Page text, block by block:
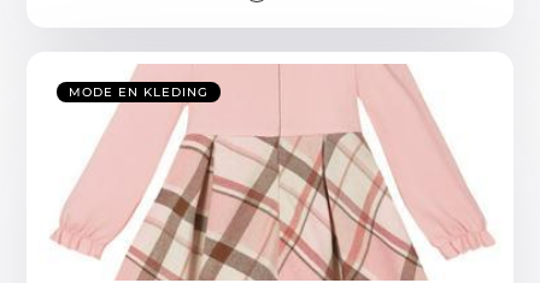
MODE EN KLEDING